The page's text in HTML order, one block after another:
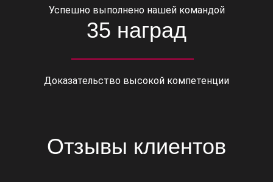
Успешно выполнено нашей командой
35 наград
Доказательство высокой компетенции
Отзывы клиентов